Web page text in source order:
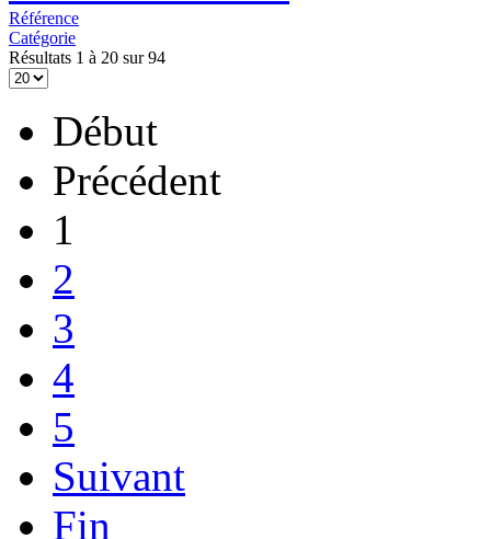
Référence
Catégorie
Résultats 1 à 20 sur 94
Début
Précédent
1
2
3
4
5
Suivant
Fin